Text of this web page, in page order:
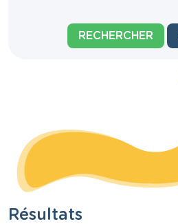
RECHERCHER
Résultats